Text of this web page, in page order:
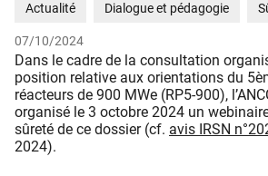
Actualité Dialogue et pédagogie
07/10/2024
Dans le cadre de la consultation
position relative aux orientations du
réacteurs de 900 MWe (RP5-900),
organisé le 3 octobre 2024 un
sûreté de ce dossier (cf. avis IRSN
2024).